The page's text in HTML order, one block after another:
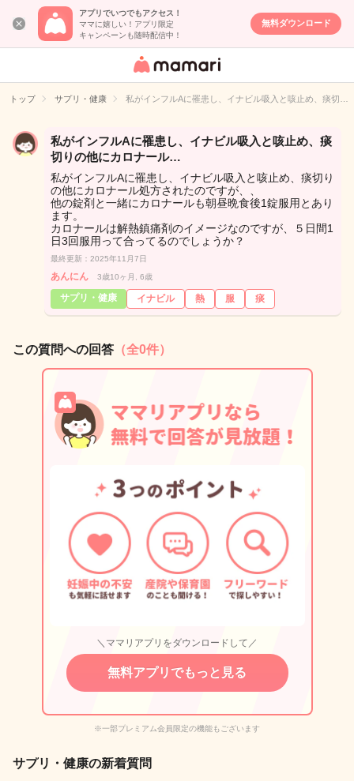
アプリでいつでもアクセス！
ママに嬉しい！アプリ限定
キャンペーンも随時配信中！
無料ダウンロード
女性専用匿名QA
イト
トップ サプリ・健康 私がインフルAに罹患し、イナビル吸入と咳止め、痰切…
私がインフルAに罹患し、イナビル吸入と咳止め、痰
切りの他にカロナール…
私がインフルAに罹患し、イナビル吸入と咳止め、痰切り
の他にカロナール処方されたのですが、、
他の錠剤と一緒にカロナールも朝昼晩食後1錠服用とあり
ます。
カロナールは解熱鎮痛剤のイメージなのですが、５日間1
日3回服用って合ってるのでしょうか？
最終更新：2025年11月7日
あんにん 3歳10ヶ月, 6歳
サプリ・健康 イナビル 熱 服 痰
この質問への回答 （全0件）
＼ママリアプリをダウンロードして／
無料アプリでもっと見る
※一部プレミアム会員限定の機能もございます
サプリ・健康の新着質問